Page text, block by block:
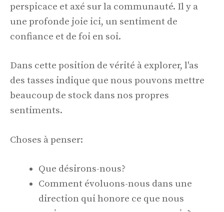
perspicace et axé sur la communauté. Il y a
une profonde joie ici, un sentiment de
confiance et de foi en soi.
Dans cette position de vérité à explorer, l'as
des tasses indique que nous pouvons mettre
beaucoup de stock dans nos propres
sentiments.
Choses à penser:
Que désirons-nous?
Comment évoluons-nous dans une
direction qui honore ce que nous